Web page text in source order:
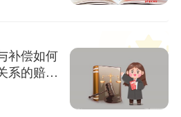
补偿如何
系的赔偿